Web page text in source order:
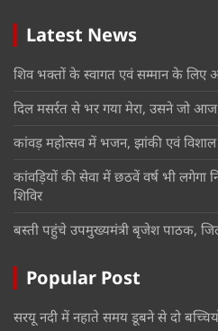
Latest News
शिव भक्तों के स्वागत एवं सम्मान के लिए
दिल मसर्रत से भर गया मेरा, उसने जो आज
कांवड़ महोत्सव में भजन, झांकी एवं
कांवड़ियों की सेवा में छठवें वर्ष भी लगेगा
शिविर
बस्ती पहुंचे उपमुख्यमंत्री बृजेश पाठक,
Popular Post
सरयू नदी में नहाते समय डूबने से दो